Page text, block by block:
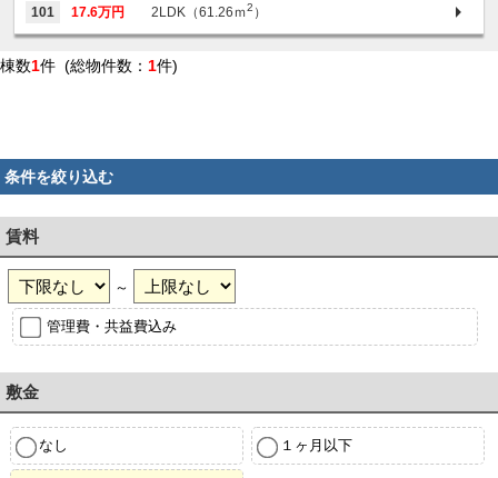
101 17.6万円 2LDK（61.26ｍ2 ）
棟数1件 (総物件数： 1件)
条件を絞り込む
賃料
～
管理費・共益費込み
敷金
なし １ヶ月以下